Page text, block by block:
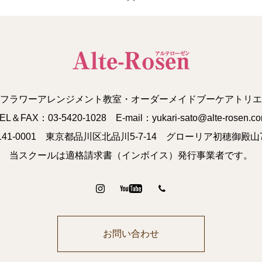
フラワーアレンジメント教室・オーダーメイドブーケアトリエ
＆FAX：03-5420-1028 E-mail：yukari-sato@alte-
0001 東京都品川区北品川5-7-14 グローリア初穂御殿山
当スクールは適格請求書（インボイス）発行事業者です。
お問い合わせ